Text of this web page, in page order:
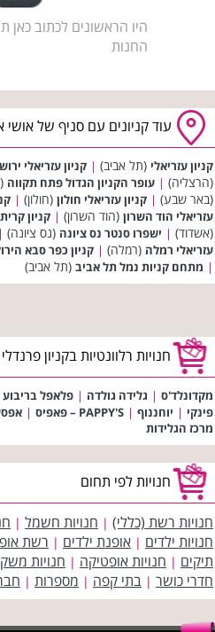
היו הראשונים לכתוב כאן
החנות
עוד קניונים עם סניף של אושי
קניון עזריאלי (תל אביב) | קניון עזריאלי
(הרצליה) | עופר הקניון הגדול פתח תקווה
(באר שבע) | קניון עזריאלי חולון (חולון) |
עזריאלי הוד השרון (הוד השרון) | קניון
(אשדוד) | ישפרו סנטר נס ציונה (נס ציונה) |
עזריאלי רמלה (רמלה) | קניון כפר סבא
| מתחם קניות נמל תל אביב (תל אביב)
חנויות רלוונטיות בקניון
מקדונלד'ס | גלידה גולדה | פלאפל בריבוע
פינקי | יוחננוף | PAPPY'S – פאפיס |
מרכז הגלידות
חנויות לפי תחום
חנויות רשת (כללי) | חנויות חשמל |
חנויות ילדים | אופנת ילדים | רשת
תיקים | חנויות אופטיקה | חנויות
חדרי כושר | בתי קפה | מספרות |